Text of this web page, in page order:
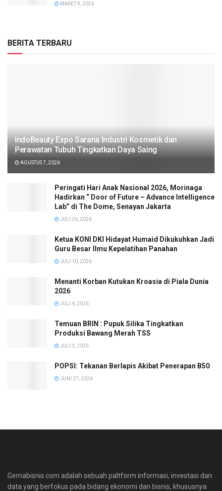
MARET 9, 2026
BERITA TERBARU
IndoBeauty Expo Sarana Industri Kosmetik dan
Perawatan Tubuh Tingkatkan Daya Saing
AGUSTUS 7, 2026
Peringati Hari Anak Nasional 2026, Morinaga
Hadirkan “ Door of Future – Advance Intelligence
Lab” di The Dome, Senayan Jakarta
JULI 26, 2026
Ketua KONI DKI Hidayat Humaid Dikukuhkan Jadi
Guru Besar Ilmu Kepelatihan Panahan
JULI 10, 2026
Menanti Korban Kutukan Kroasia di Piala Dunia
2026
JULI 6, 2026
Temuan BRIN : Pupuk Silika Tingkatkan
Produksi Bawang Merah TSS
JULI 3, 2026
POPSI: Tekanan Berlapis Akibat Penerapan B50
JUNI 27, 2026
Gemabisnis.com adalah sebuah paltform informasi, investasi dan
data yang berfokus pada bidang ekonomi dan bisnis, khususnya